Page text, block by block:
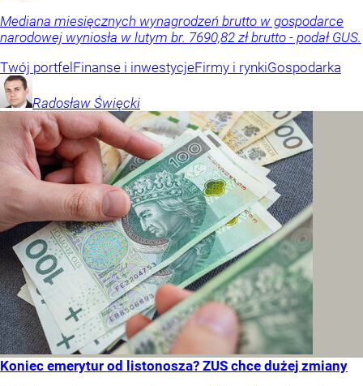
Mediana miesięcznych wynagrodzeń brutto w gospodarce
narodowej wyniosła w lutym br. 7690,82 zł brutto - podał GUS.
Twój portfelFinanse i inwestycjeFirmy i rynkiGospodarka
Radosław Święcki
Koniec emerytur od listonosza? ZUS chce dużej zmiany